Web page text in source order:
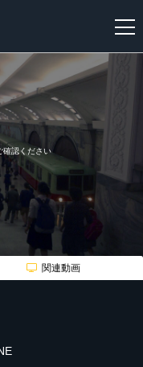
確認ください
関連動画